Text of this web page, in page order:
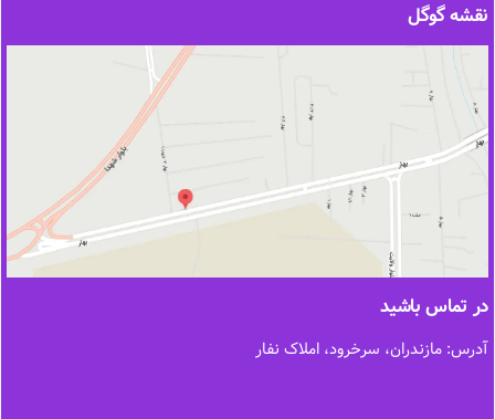
نقشه گوگل
در تماس باشید
آدرس: مازندران، سرخرود، املاک نفار